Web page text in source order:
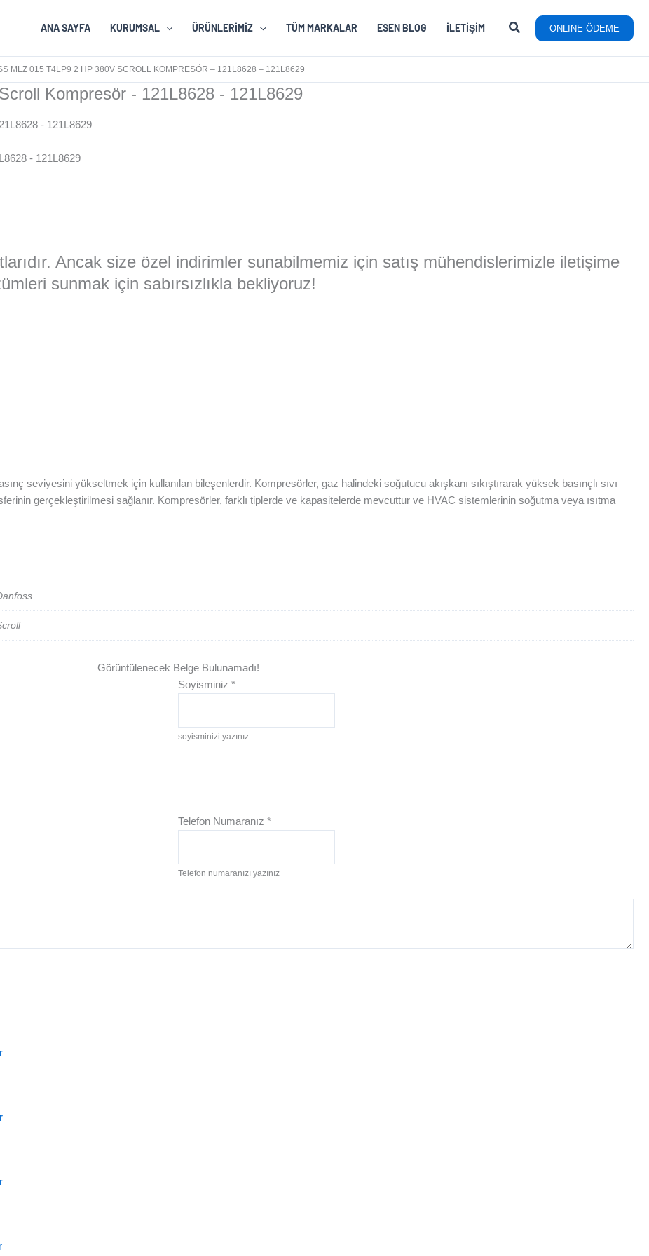
ANA SAYFA KURUMSAL ÜRÜNLERIMIZ TÜM MARKALAR ESEN BLOG İLETIŞIM ONLINE ÖDEME
MLZ 015 T4LP9 2 HP 380V SCROLL KOMPRESÖR – 121L8628 – 121L8629
Kompresör - 121L8628 - 121L8629
- 121L8629
Ancak size özel indirimler sunabilmemiz için satış mühendislerimizle iletişime
sunmak için sabırsızlıkla bekliyoruz!
seviyesini yükseltmek için kullanılan bileşenlerdir. Kompresörler, gaz halindeki soğutucu akışkanı sıkıştırarak yüksek basınçlı sıvı
gerçekleştirilmesi sağlanır. Kompresörler, farklı tiplerde ve kapasitelerde mevcuttur ve HVAC sistemlerinin soğutma veya ısıtma
Görüntülenecek Belge Bulunamadı!
Soyisminiz *
soyisminizi yazınız
Telefon Numaranız *
Telefon numaranızı yazınız